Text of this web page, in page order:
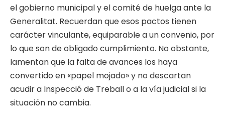
el gobierno municipal y el comité de huelga ante la
Generalitat. Recuerdan que esos pactos tienen
carácter vinculante, equiparable a un convenio, por
lo que son de obligado cumplimiento. No obstante,
lamentan que la falta de avances los haya
convertido en «papel mojado» y no descartan
acudir a Inspecció de Treball o a la vía judicial si la
situación no cambia.